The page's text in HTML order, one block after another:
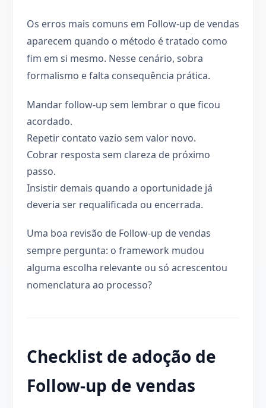
Os erros mais comuns em Follow-up de vendas
aparecem quando o método é tratado como
fim em si mesmo. Nesse cenário, sobra
formalismo e falta consequência prática.
Mandar follow-up sem lembrar o que ficou
acordado.
Repetir contato vazio sem valor novo.
Cobrar resposta sem clareza de próximo
passo.
Insistir demais quando a oportunidade já
deveria ser requalificada ou encerrada.
Uma boa revisão de Follow-up de vendas
sempre pergunta: o framework mudou
alguma escolha relevante ou só acrescentou
nomenclatura ao processo?
Checklist de adoção de
Follow-up de vendas